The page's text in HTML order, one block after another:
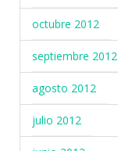
octubre 2012
septiembre 2012
agosto 2012
julio 2012